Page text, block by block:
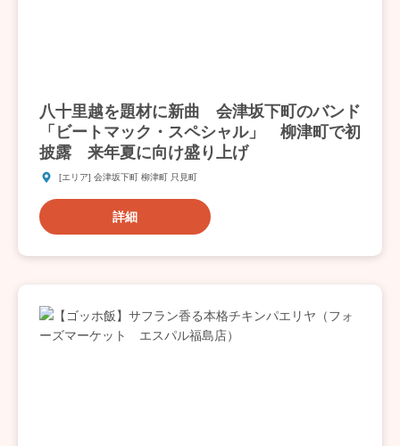
八十里越を題材に新曲 会津坂下町のバンド
「ビートマック・スペシャル」 柳津町で初
披露 来年夏に向け盛り上げ
[エリア] 会津坂下町 柳津町 只見町
詳細